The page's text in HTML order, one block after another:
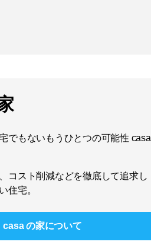
でもないもうひとつの可能性 casa
コスト削減などを徹底して追求し
住宅。
casa の家について